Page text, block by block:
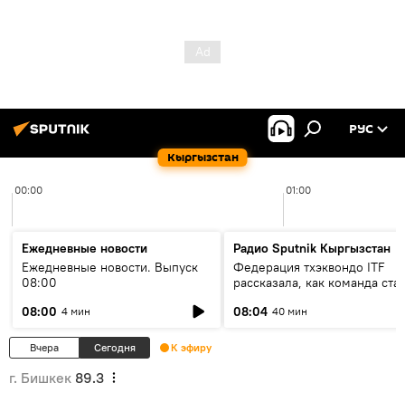
Кыргызстан
РУС
00:00 01:00
Ежедневные новости
Ежедневные новости. Выпуск
08:00
08:00 4 мин
Радио Sputnik Кыргызстан
Федерация тхэквондо ITF
рассказала, как команда
08:04 40 мин
Вчера Сегодня К эфиру
г. Бишкек 89.3